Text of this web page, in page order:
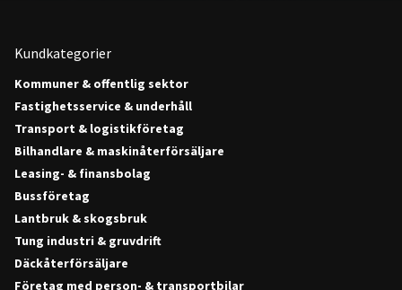
Kundkategorier
Kommuner & offentlig sektor
Fastighetsservice & underhåll
Transport & logistikföretag
Bilhandlare & maskinåterförsäljare
Leasing- & finansbolag
Bussföretag
Lantbruk & skogsbruk
Tung industri & gruvdrift
Däckåterförsäljare
Företag med person- & transportbilar